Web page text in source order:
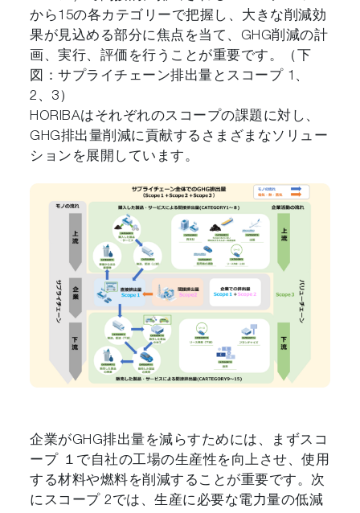
から15の各カテゴリーで把握し、大きな削減効
果が見込める部分に焦点を当て、GHG削減の計
画、実行、評価を行うことが重要です。（下
図：サプライチェーン排出量とスコープ 1、
2、3）
HORIBAはそれぞれのスコープの課題に対し、
GHG排出量削減に貢献するさまざまなソリュー
ションを展開しています。
企業がGHG排出量を減らすためには、まずスコ
ープ １で自社の工場の生産性を向上させ、使用
する材料や燃料を削減することが重要です。次
にスコープ 2では、生産に必要な電力量の低減